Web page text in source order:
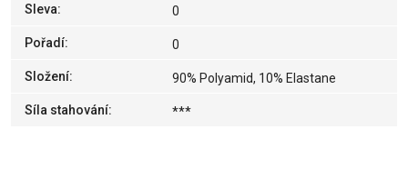
Sleva: 0
Pořadí: 0
Složení: 90% Polyamid, 10% Elastane
Síla stahování: ***